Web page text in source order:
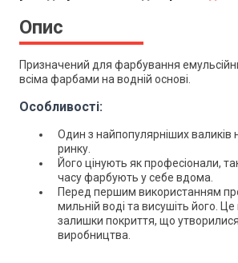
Опис
Призначений для фарбування
всіма фарбами на водній основі.
Особливості:
Один з найпопулярніших валиків
ринку.
Його цінують як професіонали,
часу фарбують у себе вдома.
Перед першим використанням
мильній воді та висушіть його. Це
залишки покриття, що
виробництва.